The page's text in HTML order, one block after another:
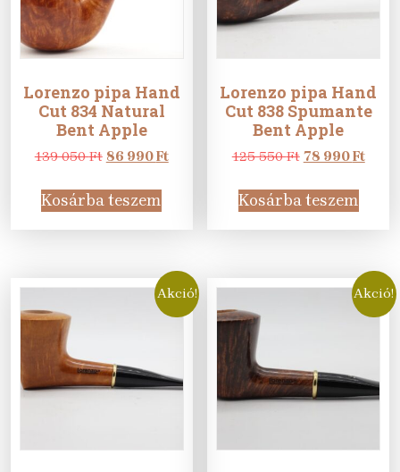
Lorenzo pipa Hand
Cut 834 Natural
Bent Apple
139 050Ft Original
was:
139
050 Ft.
86 990FtCurrent
990 Ft.
Kosárba teszem
Lorenzo pipa Hand
Cut 838 Spumante
Bent Apple
125 550Ft Original
was:
125
550 Ft.
78 990Ft
990
Kosárba teszem
Akció! Akció!